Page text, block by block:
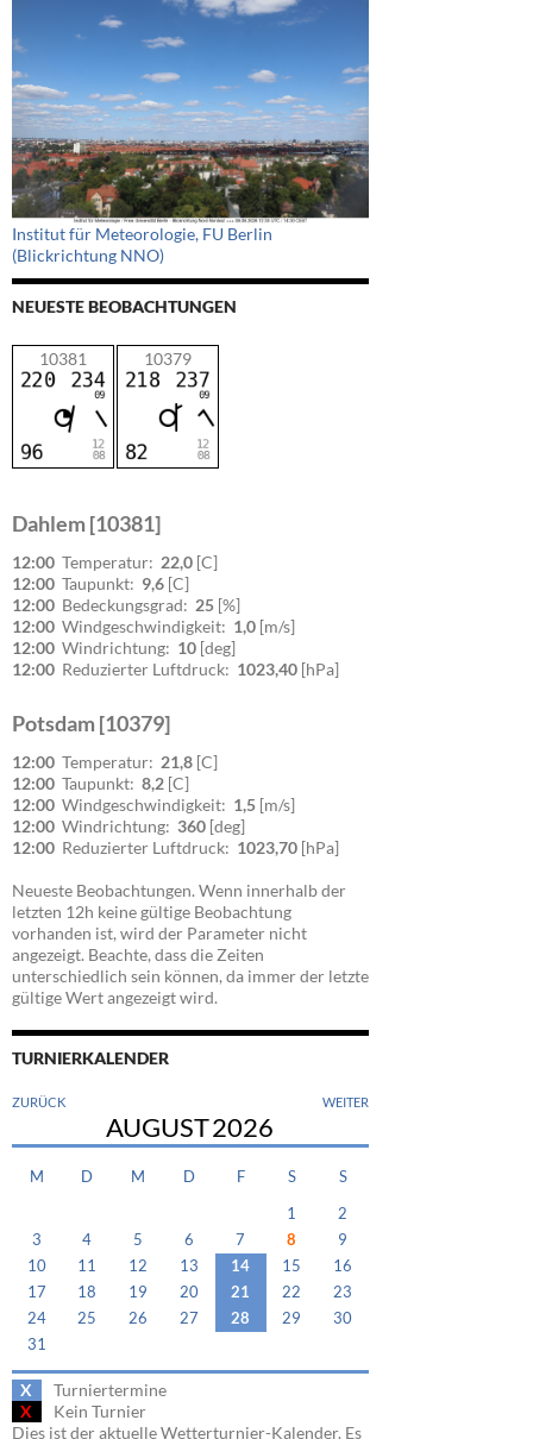
Institut für Meteorologie, FU Berlin
(Blickrichtung NNO)
NEUESTE BEOBACHTUNGEN
10381 10379
Dahlem [10381]
12:00 Temperatur: 22,0 [C]
12:00 Taupunkt: 9,6 [C]
12:00 Bedeckungsgrad: 25 [%]
12:00 Windgeschwindigkeit: 1,0 [m/s]
12:00 Windrichtung: 10 [deg]
12:00 Reduzierter Luftdruck: 1023,40 [hPa]
Potsdam [10379]
12:00 Temperatur: 21,8 [C]
12:00 Taupunkt: 8,2 [C]
12:00 Windgeschwindigkeit: 1,5 [m/s]
12:00 Windrichtung: 360 [deg]
12:00 Reduzierter Luftdruck: 1023,70 [hPa]
Neueste Beobachtungen. Wenn innerhalb der
letzten 12h keine gültige Beobachtung
vorhanden ist, wird der Parameter nicht
angezeigt. Beachte, dass die Zeiten
unterschiedlich sein können, da immer der letzte
gültige Wert angezeigt wird.
TURNIERKALENDER
ZURÜCK WEITER
AUGUST2026
M D M D F S S
1
2
3
4 5 6 7 8
9
10
11 12 13 14 15
16
17
18 19 20 21 22
23
24
25 26 27 28 29
30
31
X
Turniertermine
X
Kein Turnier
Dies ist der aktuelle Wetterturnier-Kalender. Es